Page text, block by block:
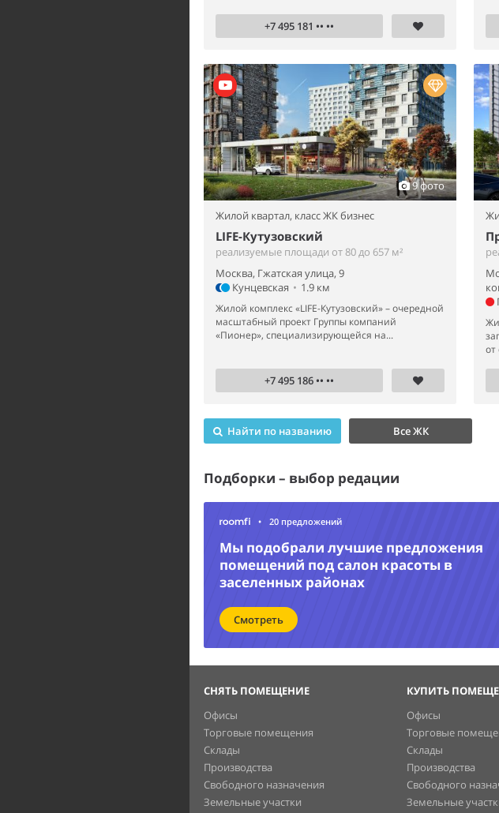
+7 495 181 •• ••
9 фото
Жилой квартал, класс ЖК бизнес
LIFE-Кутузовский
реализуемые площади от 80 до 657 м²
Москва, Гжатская улица, 9
Кунцевская • 1.9 км
Жилой комплекс «LIFE-Кутузовский» – очередной
масштабный проект Группы компаний
«Пионер», специализирующейся на...
+7 495 186 •• ••
Найти по названию Все ЖК
Подборки – выбор редации
• 20 предложений
Мы подобрали лучшие предложения
помещений под салон красоты в
заселенных районах
Смотреть
СНЯТЬ ПОМЕЩЕНИЕ
Офисы
Торговые помещения
Склады
Производства
Свободного назначения
Земельные участки
КУПИТЬ
Офисы
Торговые
Склады
Производства
Свободного
Земельные